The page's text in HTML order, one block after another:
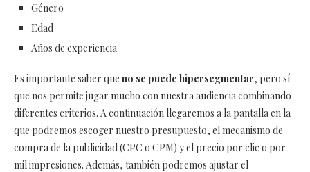
Género
Edad
Años de experiencia
Es importante saber que no se puede hipersegmentar, pero sí
que nos permite jugar mucho con nuestra audiencia combinando
diferentes criterios. A continuación llegaremos a la pantalla en la
que podremos escoger nuestro presupuesto, el mecanismo de
compra de la publicidad (CPC o CPM) y el precio por clic o por
mil impresiones. Además, también podremos ajustar el